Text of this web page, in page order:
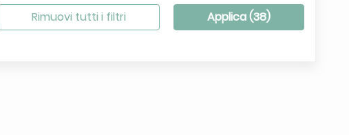
Rimuovi tutti i filtri Applica (38)